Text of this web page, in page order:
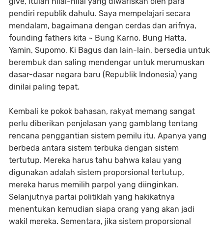
pendiri republik dahulu. Saya mempelajari secara
mendalam, bagaimana dengan cerdas dan arifnya,
founding fathers kita ~ Bung Karno, Bung Hatta,
Yamin, Supomo, Ki Bagus dan lain-lain, bersedia untuk
berembuk dan saling mendengar untuk merumuskan
dasar-dasar negara baru (Republik Indonesia) yang
dinilai paling tepat.
Kembali ke pokok bahasan, rakyat memang sangat
perlu diberikan penjelasan yang gamblang tentang
rencana penggantian sistem pemilu itu. Apanya yang
berbeda antara sistem terbuka dengan sistem
tertutup. Mereka harus tahu bahwa kalau yang
digunakan adalah sistem proporsional tertutup,
mereka harus memilih parpol yang diinginkan.
Selanjutnya partai politiklah yang hakikatnya
menentukan kemudian siapa orang yang akan jadi
wakil mereka. Sementara, jika sistem proporsional